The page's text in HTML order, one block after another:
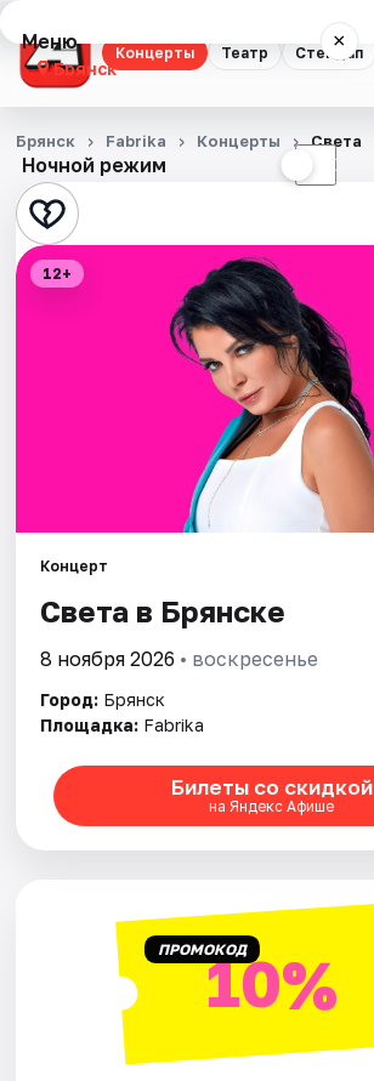
Концерты Театр Стендап
Меню ×
Брянск
Концерты
Театр
Стендап
Артисты
Рейтинги
Ночной режим ☾
Брянск Fabrika Концерты Света
12+
Концерт
Света в Брянске
8 ноября 2026 • воскресенье
Город: Брянск
Площадка: Fabrika
Билеты со скидкой
на Яндекс Афише
ПРОМОКОД10%